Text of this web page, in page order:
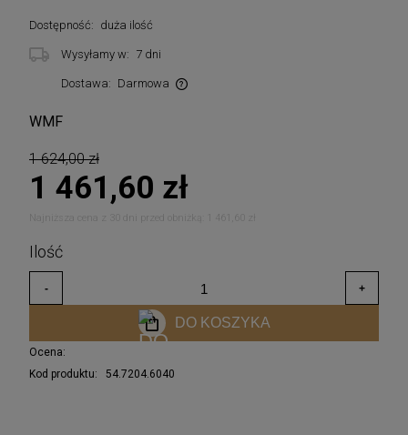
Dostępność: duża ilość
Wysyłamy w: 7 dni
Dostawa: Darmowa
WMF
1 624,00 zł
1 461,60 zł
Najniższa cena z 30 dni przed obniżką: 1 461,60 zł
DO KOSZYKA
Ocena:
Kod produktu:
54.7204.6040